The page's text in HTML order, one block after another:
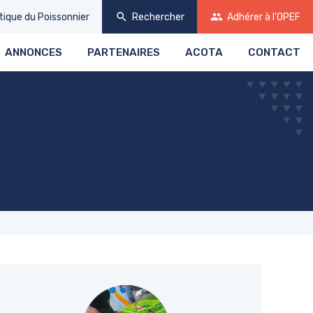
du Poissonnier search Rechercher group Adhérerà l'OPEF
ANNONCES PARTENAIRES ACOTA CONTACT